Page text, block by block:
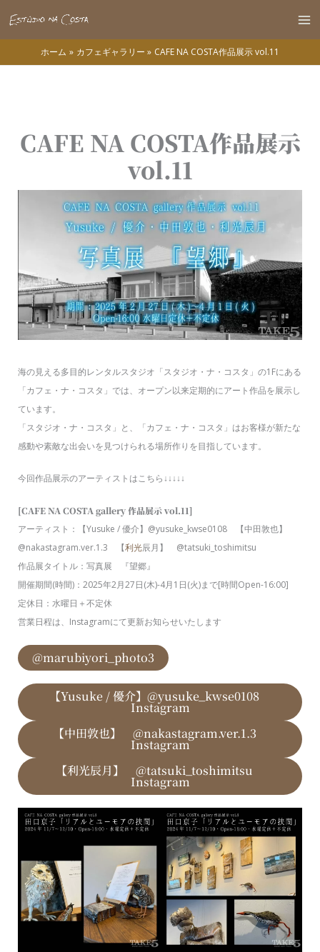
容
ス
ホーム カフェギャラリー CAFE NA COSTA作品展示 vol.11
CAFE NA COSTA作品展示
vol.11
海の見える多目的レンタルスタジオ「スタジオ・ナ・コスタ」の1Fにある
「カフェ・ナ・コスタ」では、オープン以来定期的にアート作品を展示し
ています。
「スタジオ・ナ・コスタ」と、「カフェ・ナ・コスタ」はお客様が新たな
感動や素敵な出会いを見つけられる場所作りを目指しています。
今回作品展示のアーティストはこちら↓↓↓↓↓
[CAFE NA COSTA gallery 作品展示 vol.11]
アーティスト：【Yusuke / 優介】@yusuke_kwse0108 【中田敦也】
@nakastagram.ver.1.3 【利光辰月】 @tatsuki_toshimitsu
作品展タイトル：写真展 『望郷』
開催期間(時間)：2025年2月27日(木)-4月1日(火)まで[時間Open-16:00]
定休日：水曜日＋不定休
営業日程は、Instagramにて更新お知らせいたします
@marubiyori_photo3
【Yusuke / 優介】@yusuke_kwse0108
Instagram
【中田敦也】 @nakastagram.ver.1.3
Instagram
【利光辰月】 @tatsuki_toshimitsu
Instagram